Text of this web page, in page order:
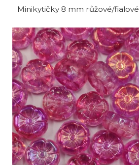
Minikytičky 8 mm růžové/fialové